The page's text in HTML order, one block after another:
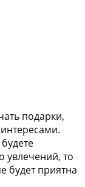
подарки,
увлечений, то
будет приятна